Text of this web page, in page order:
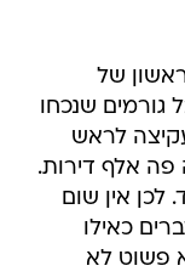
של
שנכחו
לראש
פה אלף דירות.
לכן אין שום
כאילו
פשוט לא